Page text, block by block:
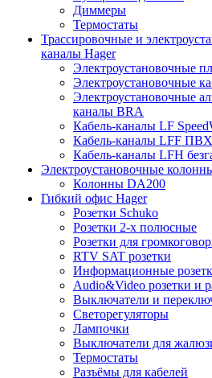
Диммеры
Термостаты
Трассировочные и
каналы Hager
Электроустановочные
Электроустановочные
Электроустановочные
каналы BRA
Кабель-каналы LF
Кабель-каналы LFF ПВХ
Кабель-каналы LFH
Электроустановочные
Колонны DA200
Гибкий офис Hager
Розетки Schuko
Розетки 2-х полюсные
Розетки для
RTV SAT розетки
Информационные
Audio&Video розетки и
Выключатели и
Светорегуляторы
Лампочки
Выключатели для
Термостаты
Разъёмы для кабелей